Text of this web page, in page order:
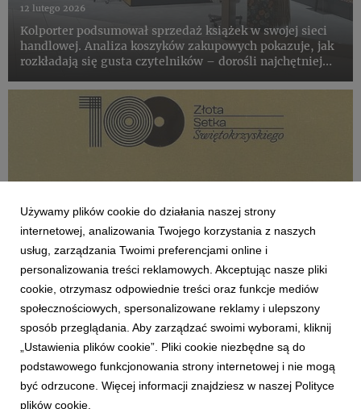
12 lutego 2026
Kolporter podsumował sprzedaż książek w swojej sieci
handlowej. Analiza koszyków zakupowych pokazuje, jak
rozkładają się gusta czytelników – dorośli najchętniej
książki obyczajowe, natomiast wśród dzieci królują
AKTUALNOŚCI
Kolporter w „Złotej Dziesiątce”
9 grudnia 2025
Kolporter po raz kolejny znalazł się w gronie laureatów
rankingu „Złota Setka”, wyróżniającego największe,
Używamy plików cookie do działania naszej strony
internetowej, analizowania Twojego korzystania z naszych
usług, zarządzania Twoimi preferencjami online i
personalizowania treści reklamowych. Akceptując nasze pliki
cookie, otrzymasz odpowiednie treści oraz funkcje mediów
społecznościowych, spersonalizowane reklamy i ulepszony
sposób przeglądania. Aby zarządzać swoimi wyborami, kliknij
„Ustawienia plików cookie”. Pliki cookie niezbędne są do
podstawowego funkcjonowania strony internetowej i nie mogą
być odrzucone. Więcej informacji znajdziesz w naszej Polityce
plików cookie.